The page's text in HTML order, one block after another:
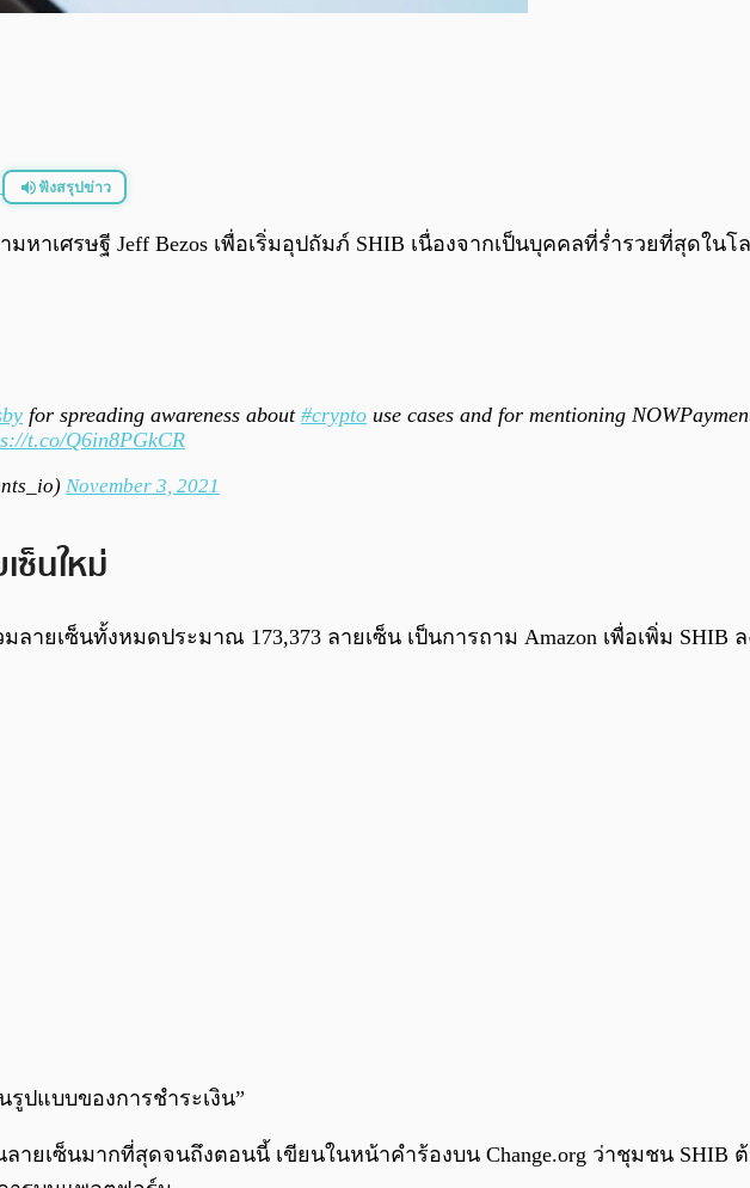
ฟังสรุปข่าว
มหาเศรษฐี Jeff Bezos เพื่อเริ่มอุปถัมภ์ SHIB เนื่องจากเป็นบุคคลที่ร่ำรวยที่สุดใน
for spreading awareness about #crypto use cases and for mentioning
t.co/Q6in8PGkCR
November 3, 2021
ซ็นใหม่
ลายเซ็นทั้งหมดประมาณ 173,373 ลายเซ็น เป็นการถาม Amazon เพื่อเพิ่ม SHIB
รูปแบบของการชำระเงิน”
ายเซ็นมากที่สุดจนถึงตอนนี้ เขียนในหน้าคำร้องบน Change.org ว่าชุมชน SHIB